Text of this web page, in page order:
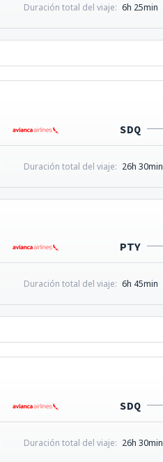
Duración total del viaje: 6h 25min
SDQ
Duración total del viaje: 26h 30min
PTY
Duración total del viaje: 6h 45min
SDQ
Duración total del viaje: 26h 30min